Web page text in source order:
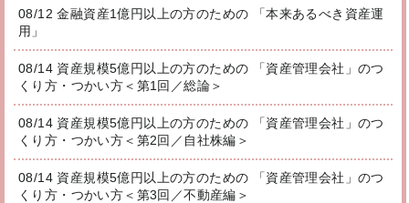
08/12 金融資産1億円以上の方のための 「本来あるべき資産運
用」
08/14 資産規模5億円以上の方のための 「資産管理会社」のつ
くり方・つかい方＜第1回／総論＞
08/14 資産規模5億円以上の方のための 「資産管理会社」のつ
くり方・つかい方＜第2回／自社株編＞
08/14 資産規模5億円以上の方のための 「資産管理会社」のつ
くり方・つかい方＜第3回／不動産編＞